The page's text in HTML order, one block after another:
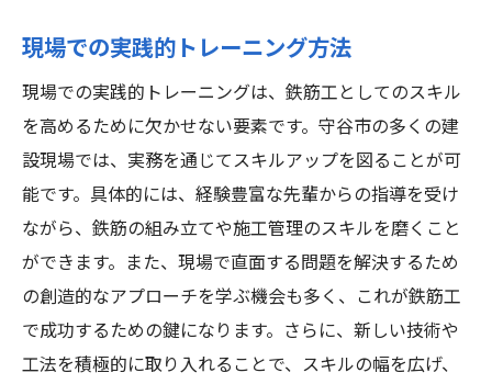
現場での実践的トレーニング方法
現場での実践的トレーニングは、鉄筋工としてのスキル
を高めるために欠かせない要素です。守谷市の多くの建
設現場では、実務を通じてスキルアップを図ることが可
能です。具体的には、経験豊富な先輩からの指導を受け
ながら、鉄筋の組み立てや施工管理のスキルを磨くこと
ができます。また、現場で直面する問題を解決するため
の創造的なアプローチを学ぶ機会も多く、これが鉄筋工
で成功するための鍵になります。さらに、新しい技術や
工法を積極的に取り入れることで、スキルの幅を広げ、